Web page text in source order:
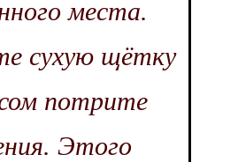
места.
сухую щётку
потрите
Этого